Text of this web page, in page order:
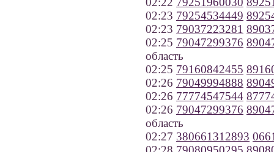
02:23 79254534449
02:23 79037223281
02:25 79047299376
область
02:25 79160842455
02:26 79049994888
02:26 77774547544
02:26 79047299376
область
02:27 380661312893